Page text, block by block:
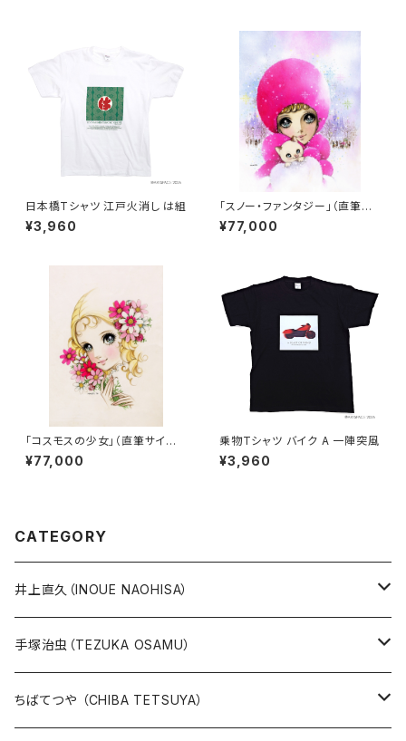
日本橋Tシャツ 江戸火消し は組
¥3,960
「スノー・ファンタジー」（直筆サ
イン入り）
¥77,000
「コスモスの少女」（直筆サイン
入り）
¥77,000
乗物Tシャツ バイク A 一陣突風
¥3,960
CATEGORY
井上直久（INOUE NAOHISA）
人気作品TOP10
版画
手塚治虫（TEZUKA OSAMU）
版画
ちばてつや （CHIBA TETSUYA）